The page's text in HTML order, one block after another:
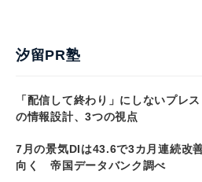
汐留PR塾
「配信して終わり」にしないプレ
の情報設計、3つの視点
7月の景気DIは43.6で3カ月連続改
向く 帝国データバンク調べ